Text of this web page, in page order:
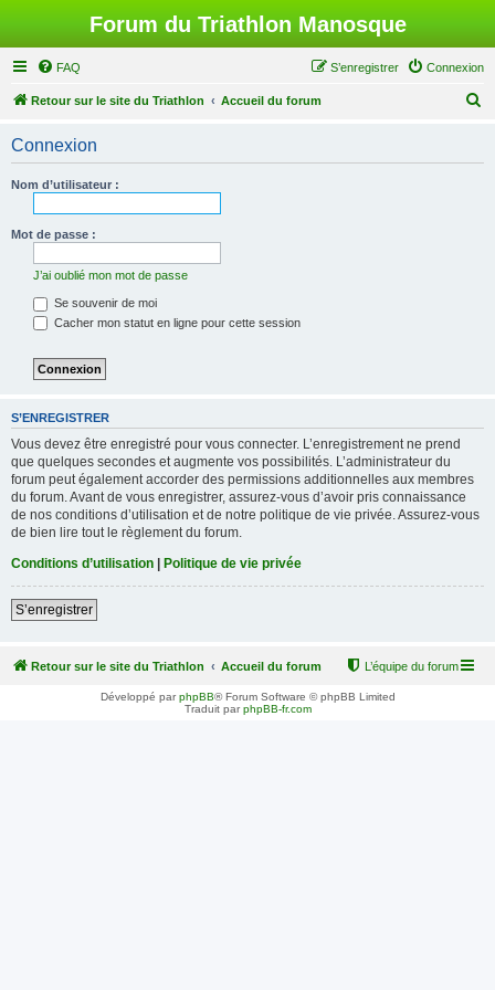
Forum du Triathlon Manosque
FAQ Connexion
S’enregistrer
Retour sur le site du Triathlon Accueil du forum
Connexion
Nom d’utilisateur :
Mot de passe :
J’ai oublié mon mot de passe
Se souvenir de moi
Cacher mon statut en ligne pour cette session
S’ENREGISTRER
Vous devez être enregistré pour vous connecter. L’enregistrement ne prend
que quelques secondes et augmente vos possibilités. L’administrateur du
forum peut également accorder des permissions additionnelles aux membres
du forum. Avant de vous enregistrer, assurez-vous d’avoir pris connaissance
de nos conditions d’utilisation et de notre politique de vie privée. Assurez-vous
de bien lire tout le règlement du forum.
Conditions d’utilisation | Politique de vie privée
S’enregistrer
Retour sur le site du Triathlon Accueil du forum L’équipe du forum
Développé parphpBB® Forum Software © phpBB Limited
Traduit parphpBB-fr.com